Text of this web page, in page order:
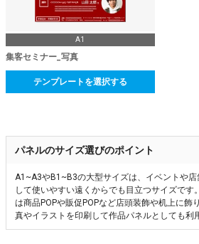
A1
集客セミナー_写真
テンプレートを選択する
パネルのサイズ選びのポイント
A1~A3やB1~B3の大型サイズは、イベントや店
して使いやすい遠くからでも目立つサイズです
は商品POPや販促POPなど店頭装飾や机上に飾
真やイラストを印刷して作品パネルとしても利